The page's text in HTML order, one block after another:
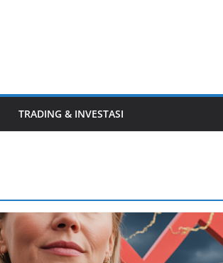
TRADING & INVESTASI